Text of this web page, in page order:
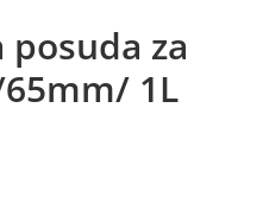
za
1L